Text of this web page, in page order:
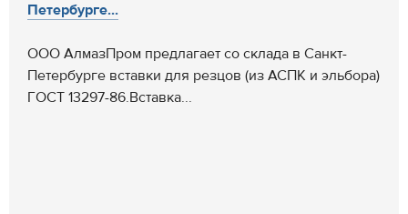
Петербурге...
ООО АлмазПром предлагает со склада в Санкт-
Петербурге вставки для резцов (из АСПК и эльбора)
ГОСТ 13297-86.Вставка...